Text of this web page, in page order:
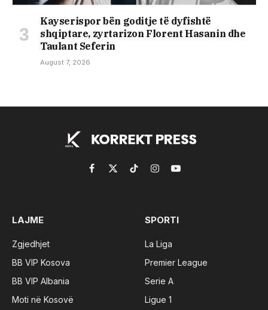
Kayserispor bën goditje të dyfishtë
shqiptare, zyrtarizon Florent Hasanin dhe
Taulant Seferin
August 7, 2026
Facebook
X
TikTokInstagramYouTube
LAJME
Zgjedhjet
BB VIP Kosova
BB VIP Albania
Moti në Kosovë
SPORTI
La Liga
Premier League
Serie A
Ligue 1